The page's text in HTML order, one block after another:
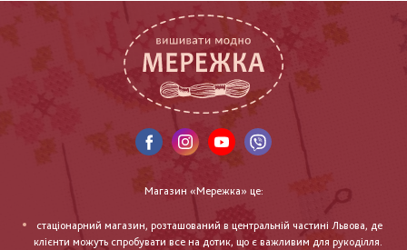
Магазин «Мережка» це:
стаціонарний магазин, розташований в центральній частині Львова, де
клієнти можуть спробувати все на дотик, що є важливим для рукоділля.